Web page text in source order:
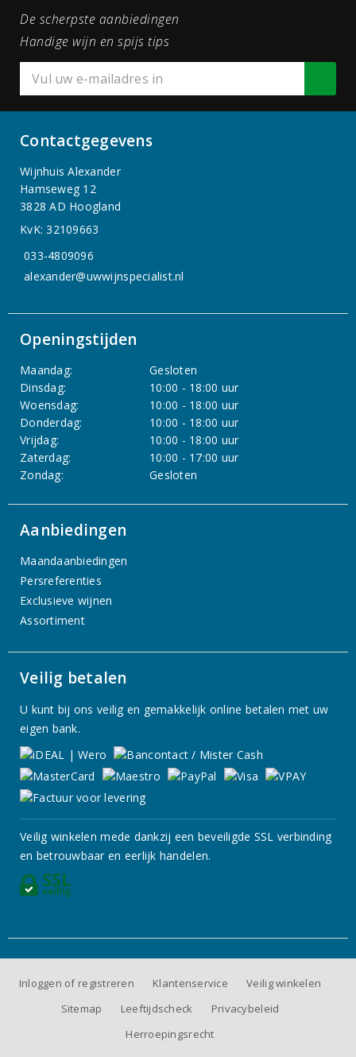
De scherpste aanbiedingen
Handige wijn en spijs tips
Contactgegevens
Wijnhuis Alexander
Hamseweg 12
3828 AD Hoogland
KvK: 32109663
033-4809096
alexander@uwwijnspecialist.nl
Openingstijden
Maandag:
Gesloten
Dinsdag:
10:00 - 18:00 uur
Woensdag:
10:00 - 18:00 uur
Donderdag:
10:00 - 18:00 uur
Vrijdag:
10:00 - 18:00 uur
Zaterdag:
10:00 - 17:00 uur
Zondag:
Gesloten
Aanbiedingen
Maandaanbiedingen
Persreferenties
Exclusieve wijnen
Assortiment
Veilig betalen
U kunt bij ons veilig en gemakkelijk online betalen met uw
eigen bank.
Veilig winkelen mede dankzij een beveiligde SSL verbinding
en betrouwbaar en eerlijk handelen.
Inloggen of registreren Klantenservice
Veilig winkelen
Sitemap
Leeftijdscheck
Privacybeleid
Herroepingsrecht